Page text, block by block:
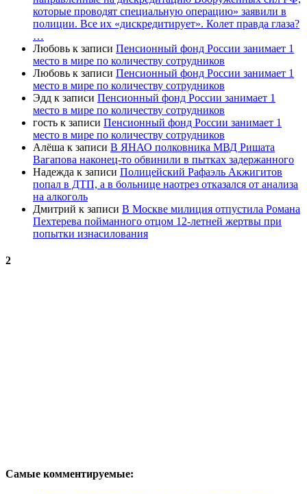
которые проводят специальную операцию» заявили в
полиции. Все их «дискредитирует». Колет правда глаза?
…
Любовь к записи Пенсионный фонд России занимает 1
место в мире по количеству сотрудников
Любовь к записи Пенсионный фонд России занимает 1
место в мире по количеству сотрудников
Эдд к записи Пенсионный фонд России занимает 1
место в мире по количеству сотрудников
гость к записи Пенсионный фонд России занимает 1
место в мире по количеству сотрудников
Алёша к записи В ЯНАО полковника МВД Ришата
Вагапова наконец-то обвинили в пытках задержанного
Надежда к записи Полицейский Рафаэль Акжигитов
попал в ДТП, а в больнице наотрез отказался от анализа
на алкоголь
Дмитрий к записи В Москве милиция отпустила Романа
Пехтерева пойманного отцом 12-летней жертвы при
попытки изнасилования
2
Самые комментируемые: